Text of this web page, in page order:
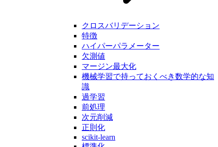
クロスバリデーション
特徴
ハイパーパラメーター
欠測値
マージン最大化
機械学習で持っておくべき数学的な知
識
過学習
前処理
次元削減
正則化
scikit-learn